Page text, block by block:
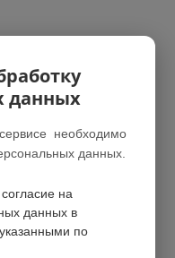
данных
необходимо
данных.
на
данных в
по